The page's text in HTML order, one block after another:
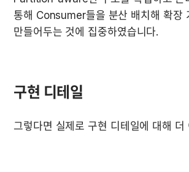
통해 Consumer들을 분산 배치해 확장
만들어두는 것에 집중하였습니다.
구현 디테일
그렇다면 실제로 구현 디테일에 대해 더